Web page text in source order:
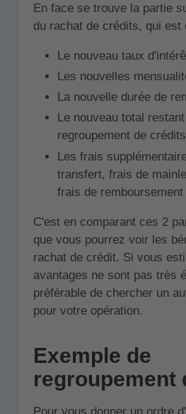
En face se trouve la partie
du rachat de crédits, qui est
Le nouveau taux
Les nouvelles
La nouvelle durée de
Le nouveau total
regroupement de
Les frais
transfert, frais de
frais de
C'est en comparant ces 2
que vous pourrez voir les
rachat de crédit. Si vous
avantages ne sont pas très
préférable de chercher un
pour votre opération.
Exemple de
regroupement
Pour vous donner un ordre